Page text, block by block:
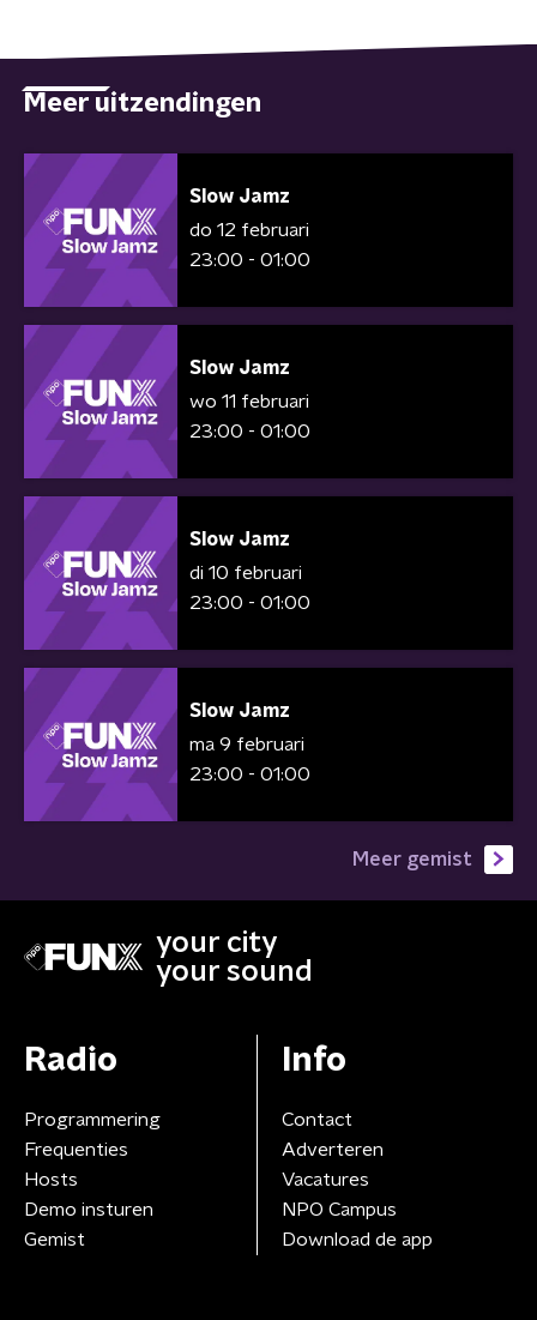
Meer uitzendingen
Slow Jamz
do 12 februari
23:00 - 01:00
Slow Jamz
wo 11 februari
23:00 - 01:00
Slow Jamz
di 10 februari
23:00 - 01:00
Slow Jamz
ma 9 februari
23:00 - 01:00
Meer gemist
your city
your sound
Radio
Programmering
Frequenties
Hosts
Demo insturen
Gemist
Info
Contact
Adverteren
Vacatures
NPO Campus
Download de app